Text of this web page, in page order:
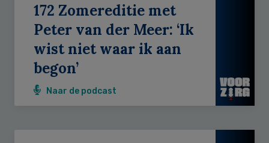
172 Zomereditie met
Peter van der Meer: ‘Ik
wist niet waar ik aan
begon’
Naar de podcast